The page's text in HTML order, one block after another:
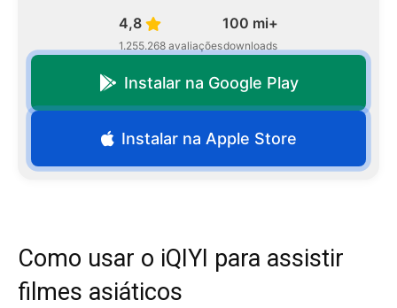
4,8
1.255.268 avaliações
100 mi+
downloads
Instalar na Google Play
Instalar na Apple Store
Como usar o iQIYI para assistir
filmes asiáticos